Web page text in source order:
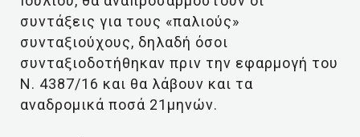
συντάξεις για τους «παλιούς»
συνταξιούχους, δηλαδή όσοι
συνταξιοδοτήθηκαν πριν την εφαρμογή του
Ν. 4387/16 και θα λάβουν και τα
αναδρομικά ποσά 21μηνών.